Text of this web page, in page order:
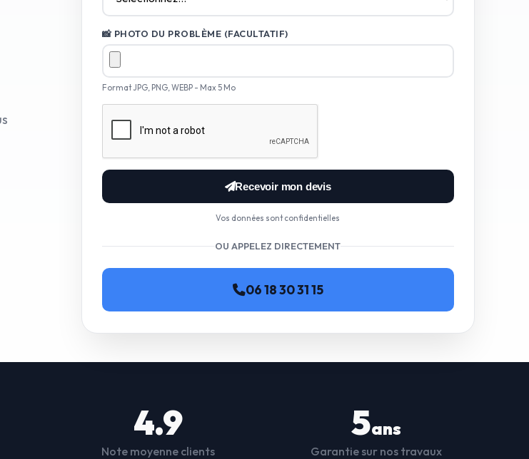
📸 PHOTO DU PROBLÈME (FACULTATIF)
Format JPG, PNG, WEBP - Max 5 Mo
Recevoir mon devis
Vos données sont confidentielles
OU APPELEZ DIRECTEMENT
06 18 30 31 15
4.9
Note moyenne clients
5ans
Garantie sur nos travaux